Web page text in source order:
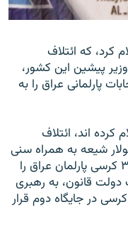
کرد، که ائتلاف
پيشين اين کشور،
پارلمانی عراق را به
اند، ائتلاف
شيعه به همراه سنی
ها است، توانسته است ۹۱ کرسی از ۳۲۵ کرسی پارلمان عراق را
قانون، به رهبری
نوری المالکی، نخست وزير عراق، با ۸۹ کرسی در جايگاه دوم قرار